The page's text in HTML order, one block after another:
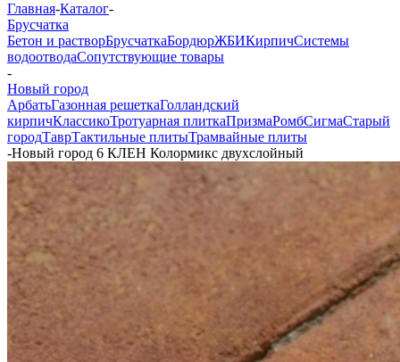
Главная-Каталог-
Брусчатка
Бетон и растворБрусчаткаБордюрЖБИКирпичСистемы
водоотводаСопутствующие товары
-
Новый город
АрбатьГазонная решеткаГолландский
кирпичКлассикоТротуарная плиткаПризмаРомбСигмаСтарый
городТаврТактильные плитыТрамвайные плиты
-Новый город 6 КЛЕН Колормикс двухслойный